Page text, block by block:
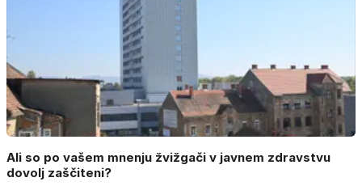
Ali so po vašem mnenju žvižgači v javnem zdravstvu
dovolj zaščiteni?